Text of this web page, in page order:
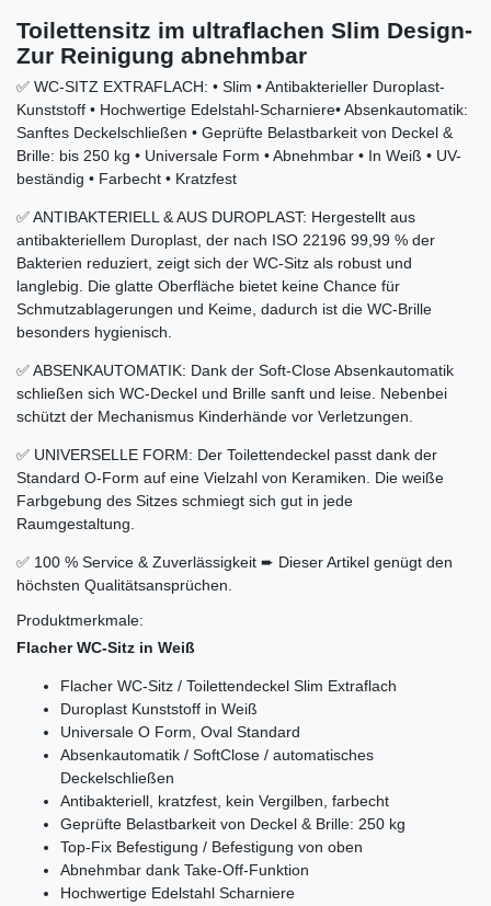
Toilettensitz im ultraflachen Slim Design-
Zur Reinigung abnehmbar
✅ WC-SITZ EXTRAFLACH: • Slim • Antibakterieller Duroplast-
Kunststoff • Hochwertige Edelstahl-Scharniere• Absenkautomatik:
Sanftes Deckelschließen • Geprüfte Belastbarkeit von Deckel &
Brille: bis 250 kg • Universale Form • Abnehmbar • In Weiß • UV-
beständig • Farbecht • Kratzfest
✅ ANTIBAKTERIELL & AUS DUROPLAST: Hergestellt aus
antibakteriellem Duroplast, der nach ISO 22196 99,99 % der
Bakterien reduziert, zeigt sich der WC-Sitz als robust und
langlebig. Die glatte Oberfläche bietet keine Chance für
Schmutzablagerungen und Keime, dadurch ist die WC-Brille
besonders hygienisch.
✅ ABSENKAUTOMATIK: Dank der Soft-Close Absenkautomatik
schließen sich WC-Deckel und Brille sanft und leise. Nebenbei
schützt der Mechanismus Kinderhände vor Verletzungen.
✅ UNIVERSELLE FORM: Der Toilettendeckel passt dank der
Standard O-Form auf eine Vielzahl von Keramiken. Die weiße
Farbgebung des Sitzes schmiegt sich gut in jede
Raumgestaltung.
✅ 100 % Service & Zuverlässigkeit ➨ Dieser Artikel genügt den
höchsten Qualitätsansprüchen.
Produktmerkmale:
Flacher WC-Sitz in Weiß
Flacher WC-Sitz / Toilettendeckel Slim Extraflach
Duroplast Kunststoff in Weiß
Universale O Form, Oval Standard
Absenkautomatik / SoftClose / automatisches
Deckelschließen
Antibakteriell, kratzfest, kein Vergilben, farbecht
Geprüfte Belastbarkeit von Deckel & Brille: 250 kg
Top-Fix Befestigung / Befestigung von oben
Abnehmbar dank Take-Off-Funktion
Hochwertige Edelstahl Scharniere